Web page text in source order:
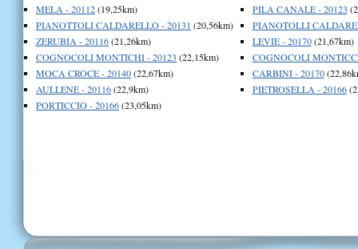
MELA - 20112(19,25km)
PIANOTTOLI CALDARELLO - 20131 (20,56km)
ZERUBIA - 20116(21,26km)
COGNOCOLI MONTICHI - 20123 (22,15km)
MOCA CROCE - 20140(22,67km)
AULLENE - 20116(22,9km)
PORTICCIO - 20166(23,05km)
PILA CANALE - 20123
PIANOTOLLI
LEVIE - 20170(21,67km)
COGNOCOLI
CARBINI - 20170
PIETROSELLA - 20166